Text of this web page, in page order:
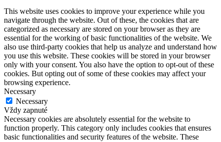
This website uses cookies to improve your experience while you
navigate through the website. Out of these, the cookies that are
categorized as necessary are stored on your browser as they are
essential for the working of basic functionalities of the website. We
also use third-party cookies that help us analyze and understand how
you use this website. These cookies will be stored in your browser
only with your consent. You also have the option to opt-out of these
cookies. But opting out of some of these cookies may affect your
browsing experience.
Necessary
Necessary
Vždy zapnuté
Necessary cookies are absolutely essential for the website to
function properly. This category only includes cookies that ensures
basic functionalities and security features of the website. These